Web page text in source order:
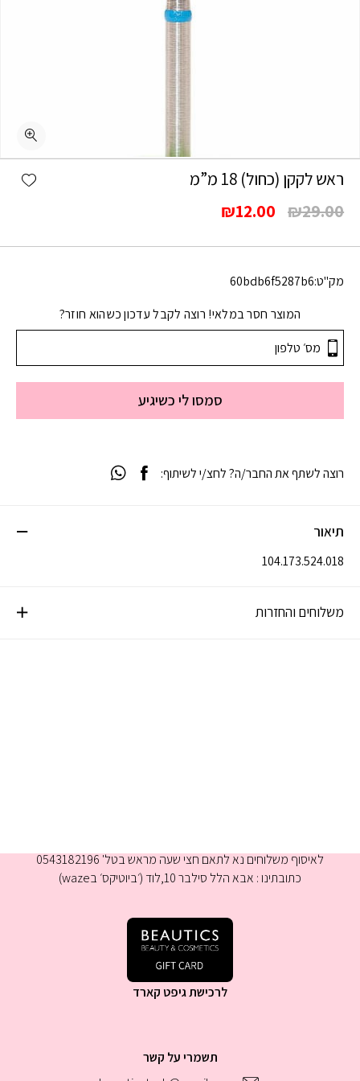
ראש לקקן (כחול) 18 מ”מ
₪29.00
המחיר
היה:
₪29.00.
₪12.00
המחיר
הוא:
מק"ט:60bdb6f5287b6
המוצר חסר במלאי! רוצה לקבל עדכון כשהוא חוזר?
סמסו לי כשיגיע
תיאור
104.173.524.018
משלוחים והחזרות
רוצה לשתף את החבר/ה? לחצ/י לשיתוף:
תשמרי על קשר
לאיסוף משלוחים נא לתאם חצי שעה מראש בטל' 0543182196
כתובתינו : אבא הלל סילבר 10,לוד (׳ביוטיקס׳ בwaze)
לרכישת גיפט קארד